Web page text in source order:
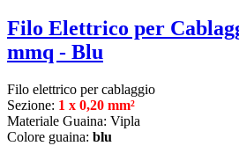
Filo Elettrico per
mmq - Blu
Filo elettrico per cablaggio
Sezione: 1 x 0,20 mm²
Materiale Guaina: Vipla
Colore guaina: blu